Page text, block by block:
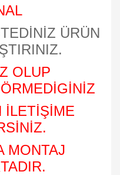
ÜRÜN
OLUP
İLETİŞİME
MONTAJ